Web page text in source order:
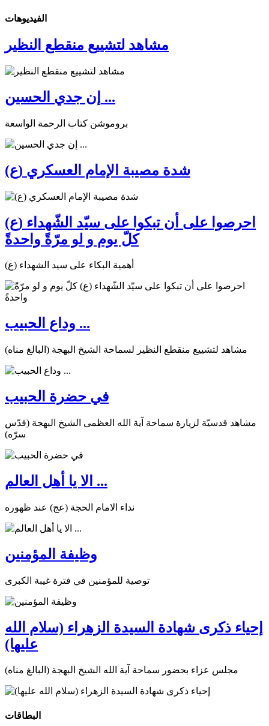
الفیدیوهات
مشاهد لتشييع منقطع النظير
إن جدي الحسين ...
بروموشن كتاب الرحمة الواسعة
شدة مصيبة الإمام العسكري (ع)
احرصوا على أن تبكوا على سيّد الشّهداء (ع)
كلّ يوم و لو مرّةً واحدةً
أهمية البكاء على سيد الشهداء (ع)
وداع الحبيب ...
مشاهد لتشييع منقطع النظير لسماحة الشيخ البهجة (البالغ مناه)
في حضرة الحبيب
مشاهد قدسيّة لزيارة سماحة آية الله العظمى الشيخ البهجة (قدّس
سرّه)
الا يا أهل العالم ...
نداء الامام الحجة (عج) عند ظهوره
وظيفة المؤمنين
توصية للمؤمنين في فترة غيبة الكبرى
إحياء ذكرى شهادة السيدة الزهراء (سلام الله
عليها)
مجلس عزاء بحضور سماحة آية الله الشيخ البهجة (البالغ مناه)
البطاقات